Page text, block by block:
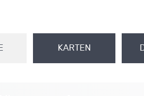
KARTEN